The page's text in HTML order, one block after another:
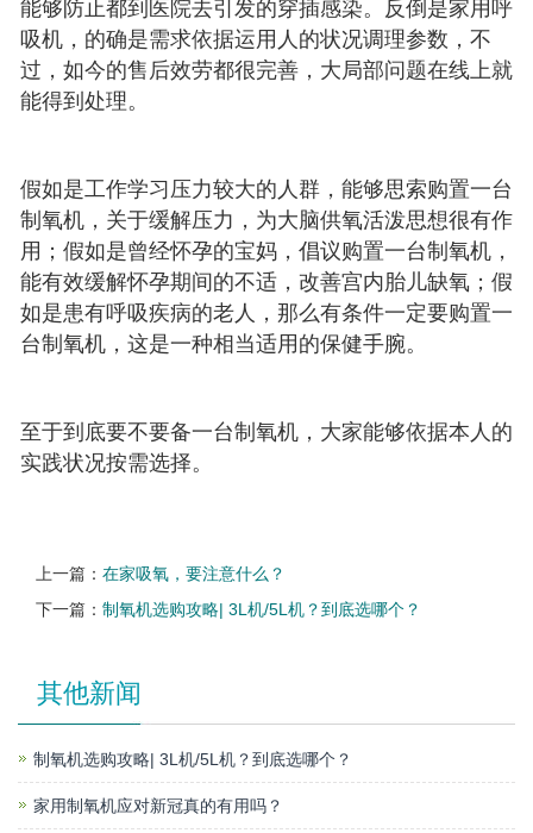
能够防止都到医院去引发的穿插感染。反倒是家用呼
吸机，的确是需求依据运用人的状况调理参数，不
过，如今的售后效劳都很完善，大局部问题在线上就
能得到处理。
假如是工作学习压力较大的人群，能够思索购置一台
制氧机，关于缓解压力，为大脑供氧活泼思想很有作
用；假如是曾经怀孕的宝妈，倡议购置一台制氧机，
能有效缓解怀孕期间的不适，改善宫内胎儿缺氧；假
如是患有呼吸疾病的老人，那么有条件一定要购置一
台制氧机，这是一种相当适用的保健手腕。
至于到底要不要备一台制氧机，大家能够依据本人的
实践状况按需选择。
上一篇： 在家吸氧，要注意什么？
下一篇： 制氧机选购攻略| 3L机/5L机？到底选哪个？
其他新闻
制氧机选购攻略| 3L机/5L机？到底选哪个？
家用制氧机应对新冠真的有用吗？